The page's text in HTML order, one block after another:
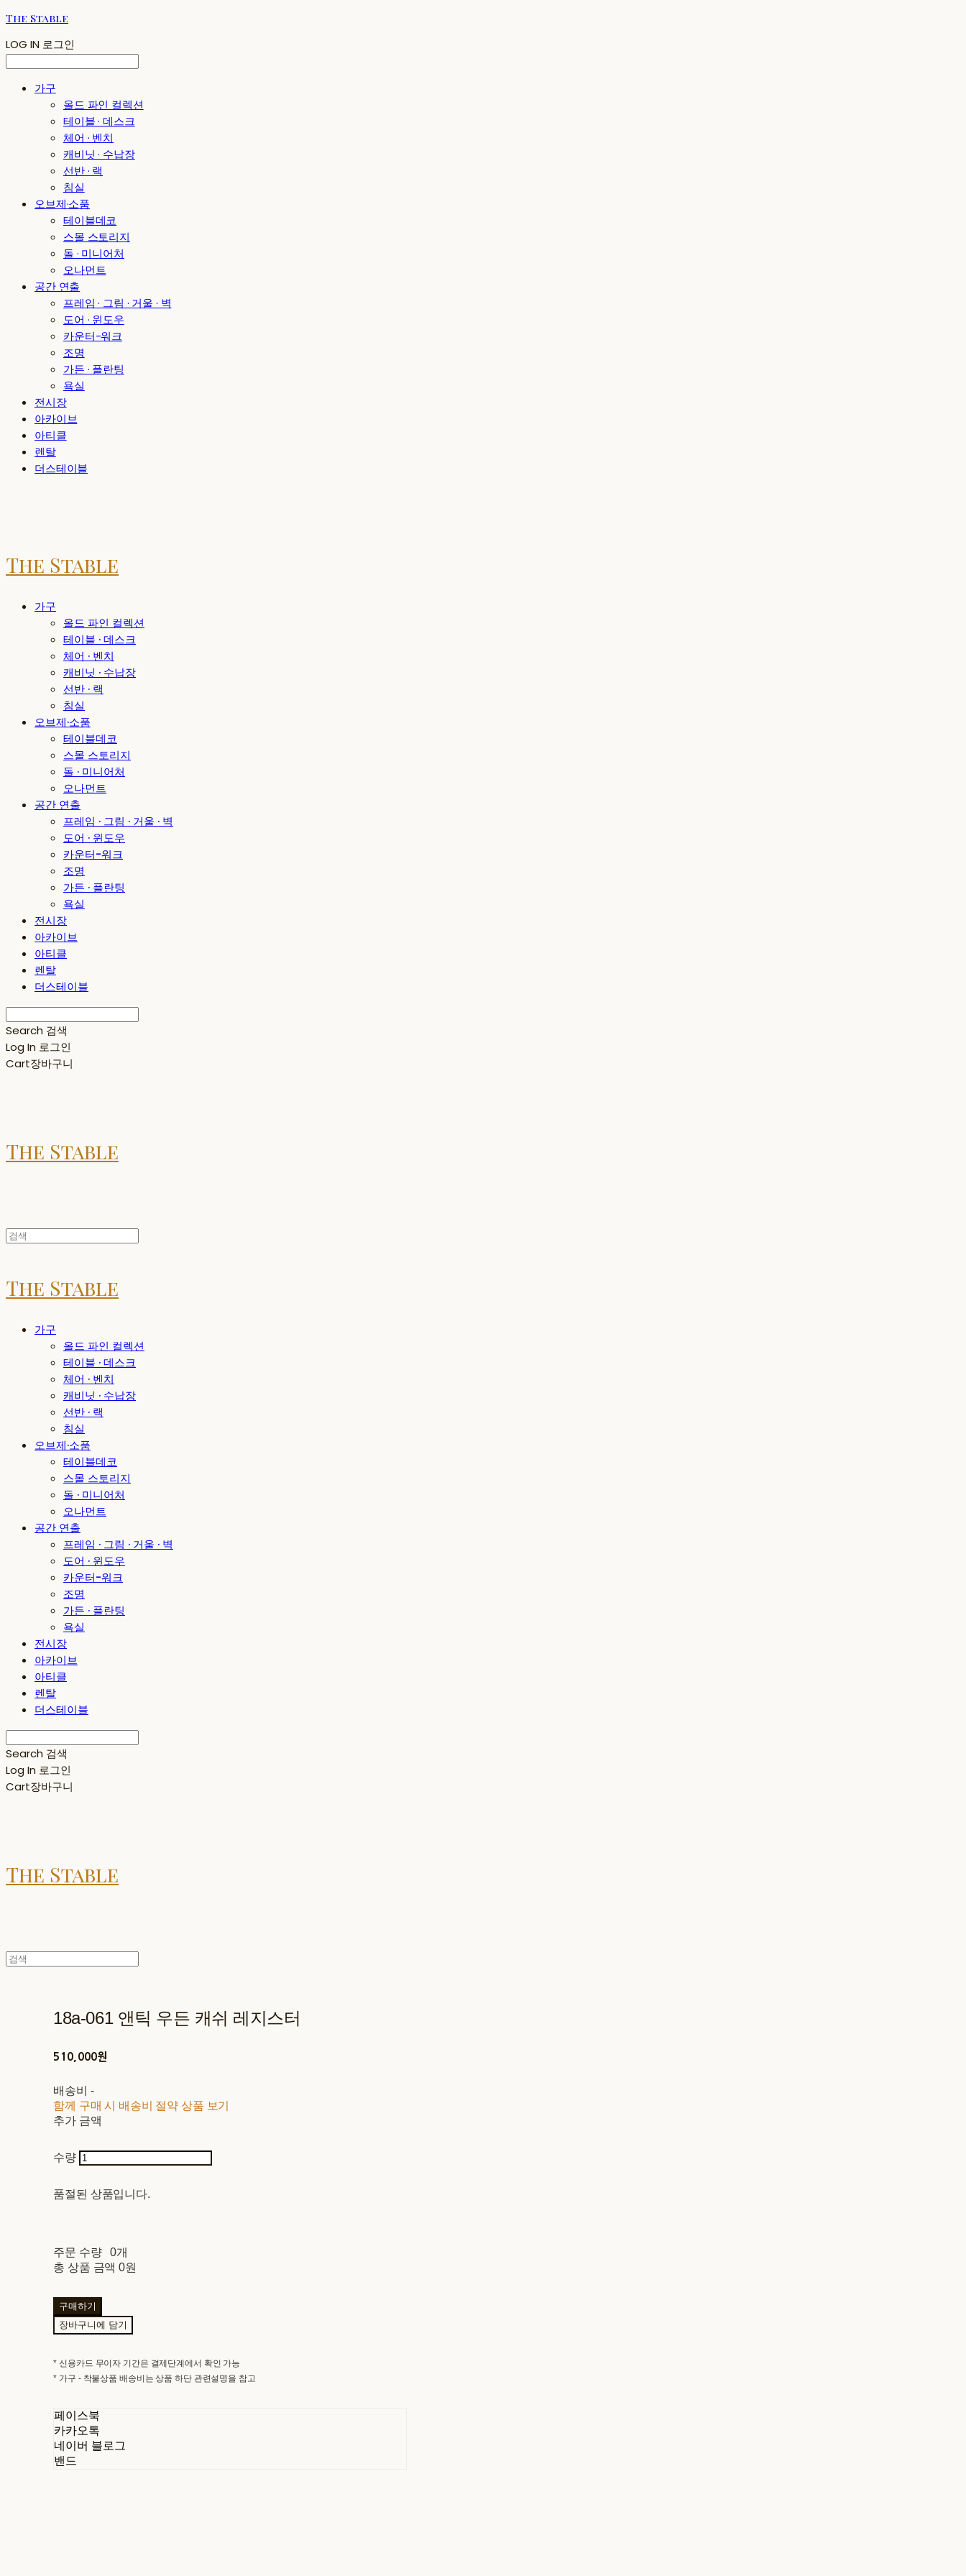
The Stable
LOG IN 로그인
가구
올드 파인 컬렉션
테이블 · 데스크
체어 · 벤치
캐비닛 · 수납장
선반 · 랙
침실
오브제·소품
테이블데코
스몰 스토리지
돌 · 미니어처
오나먼트
공간 연출
프레임 · 그림 · 거울 · 벽
도어 · 윈도우
카운터-워크
조명
가든 · 플란팅
욕실
전시장
아카이브
아티클
렌탈
더스테이블
The Stable
가구
올드 파인 컬렉션
테이블 · 데스크
체어 · 벤치
캐비닛 · 수납장
선반 · 랙
침실
오브제·소품
테이블데코
스몰 스토리지
돌 · 미니어처
오나먼트
공간 연출
프레임 · 그림 · 거울 · 벽
도어 · 윈도우
카운터-워크
조명
가든 · 플란팅
욕실
전시장
아카이브
아티클
렌탈
더스테이블
Search 검색
Log In 로그인
Cart장바구니
The Stable
The Stable
가구
올드 파인 컬렉션
테이블 · 데스크
체어 · 벤치
캐비닛 · 수납장
선반 · 랙
침실
오브제·소품
테이블데코
스몰 스토리지
돌 · 미니어처
오나먼트
공간 연출
프레임 · 그림 · 거울 · 벽
도어 · 윈도우
카운터-워크
조명
가든 · 플란팅
욕실
전시장
아카이브
아티클
렌탈
더스테이블
Search 검색
Log In 로그인
Cart장바구니
The Stable
18a-061 앤틱 우든 캐쉬 레지스터
510,000원
배송비 -
함께 구매 시 배송비 절약 상품 보기
추가 금액
수량
품절된 상품입니다.
주문 수량
0개
총 상품 금액 0원
구매하기
장바구니에 담기
* 신용카드 무이자 기간은 결제단계에서 확인 가능
* 가구 - 착불상품 배송비는 상품 하단 관련설명을 참고
페이스북
카카오톡
네이버 블로그
밴드